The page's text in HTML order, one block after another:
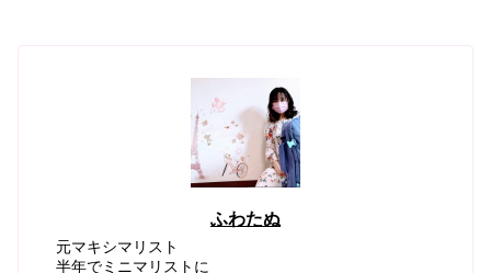
ふわたぬ
元マキシマリスト
半年でミニマリストに